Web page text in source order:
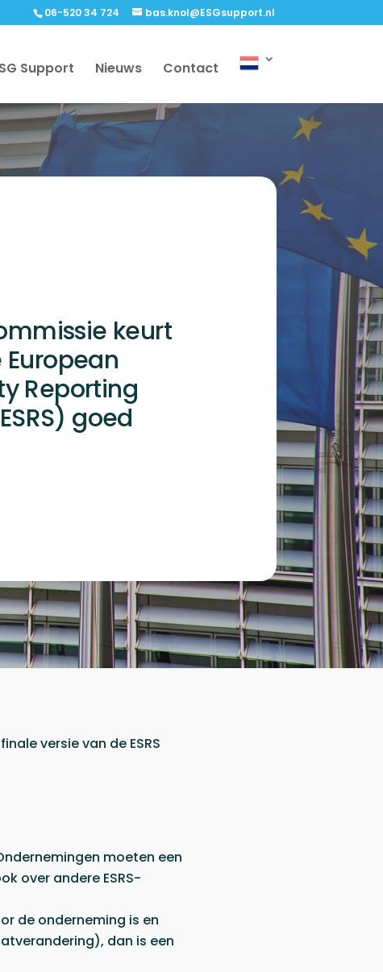
06-520 34 724 bas.knol@ESGsupport.nl
Support Nieuws Contact
keurt
Reporting
goed
versie van de ESRS
moeten een
over andere ESRS-
de onderneming is en
dan is een